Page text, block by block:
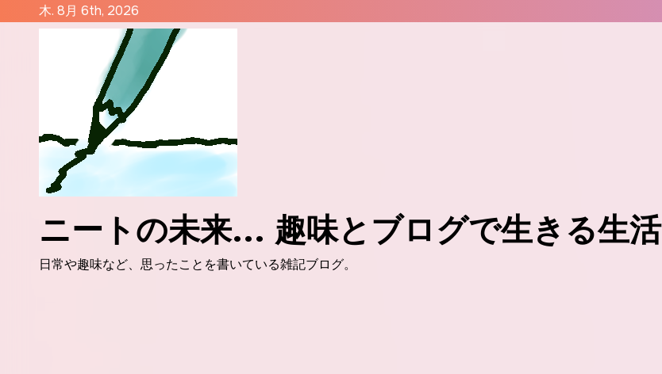
木. 8月 6th, 2026
ニートの未来... 趣味とブログで生きる生活
日常や趣味など、思ったことを書いている雑記ブログ。